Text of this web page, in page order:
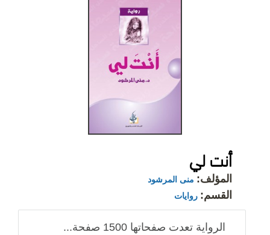
أنت لي
المؤلف: منى المرشود
القسم: روايات
الرواية تعدت صفحاتها 1500 صفحة...